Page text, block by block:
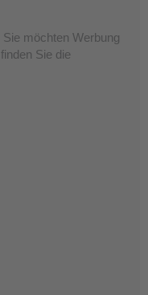
Sie möchten Werbung
Sie die